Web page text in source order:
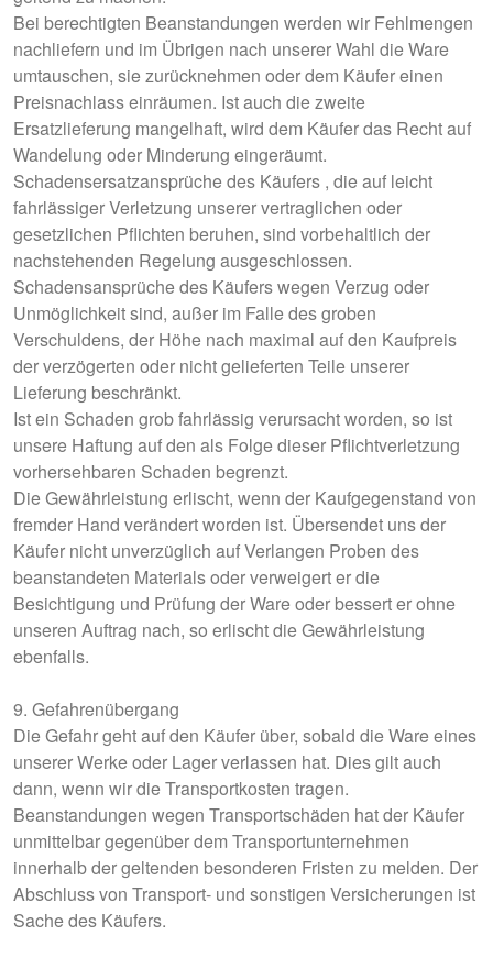
Bei berechtigten Beanstandungen werden wir Fehlmengen
nachliefern und im Übrigen nach unserer Wahl die Ware
umtauschen, sie zurücknehmen oder dem Käufer einen
Preisnachlass einräumen. Ist auch die zweite
Ersatzlieferung mangelhaft, wird dem Käufer das Recht auf
Wandelung oder Minderung eingeräumt.
Schadensersatzansprüche des Käufers , die auf leicht
fahrlässiger Verletzung unserer vertraglichen oder
gesetzlichen Pflichten beruhen, sind vorbehaltlich der
nachstehenden Regelung ausgeschlossen.
Schadensansprüche des Käufers wegen Verzug oder
Unmöglichkeit sind, außer im Falle des groben
Verschuldens, der Höhe nach maximal auf den Kaufpreis
der verzögerten oder nicht gelieferten Teile unserer
Lieferung beschränkt.
Ist ein Schaden grob fahrlässig verursacht worden, so ist
unsere Haftung auf den als Folge dieser Pflichtverletzung
vorhersehbaren Schaden begrenzt.
Die Gewährleistung erlischt, wenn der Kaufgegenstand von
fremder Hand verändert worden ist. Übersendet uns der
Käufer nicht unverzüglich auf Verlangen Proben des
beanstandeten Materials oder verweigert er die
Besichtigung und Prüfung der Ware oder bessert er ohne
unseren Auftrag nach, so erlischt die Gewährleistung
ebenfalls.
9. Gefahrenübergang
Die Gefahr geht auf den Käufer über, sobald die Ware eines
unserer Werke oder Lager verlassen hat. Dies gilt auch
dann, wenn wir die Transportkosten tragen.
Beanstandungen wegen Transportschäden hat der Käufer
unmittelbar gegenüber dem Transportunternehmen
innerhalb der geltenden besonderen Fristen zu melden. Der
Abschluss von Transport- und sonstigen Versicherungen ist
Sache des Käufers.